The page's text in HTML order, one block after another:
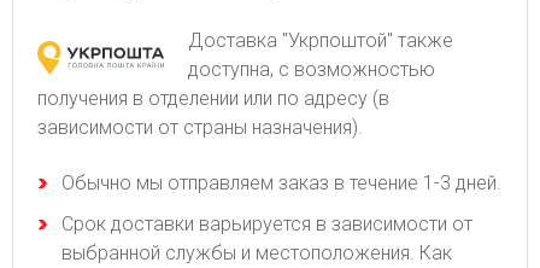
Доставка "Укрпоштой" также
доступна, с возможностью
получения в отделении или по адресу (в
зависимости от страны назначения).
Обычно мы отправляем заказ в течение 1-3 дней.
Срок доставки варьируется в зависимости от
выбранной службы и местоположения. Как